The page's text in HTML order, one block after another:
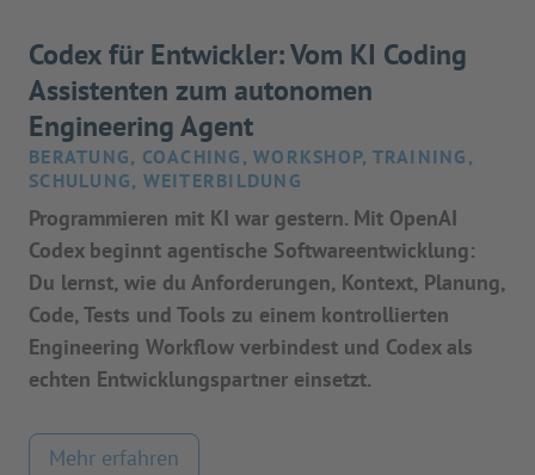
Codex für Entwickler: Vom KI Coding
Assistenten zum autonomen
Engineering Agent
BERATUNG, COACHING, WORKSHOP, TRAINING,
SCHULUNG, WEITERBILDUNG
Programmieren mit KI war gestern. Mit OpenAI
Codex beginnt agentische Softwareentwicklung:
Du lernst, wie du Anforderungen, Kontext, Planung,
Code, Tests und Tools zu einem kontrollierten
Engineering Workflow verbindest und Codex als
echten Entwicklungspartner einsetzt.
Mehr erfahren